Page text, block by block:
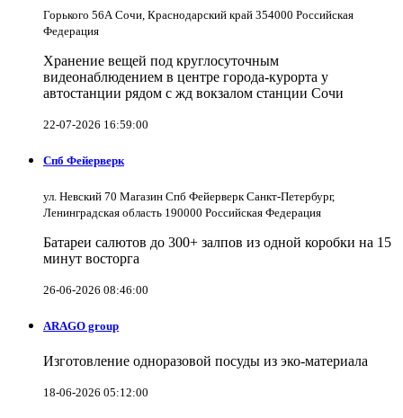
Горького 56А Сочи, Краснодарский край 354000 Российская
Федерация
Хранение вещей под круглосуточным
видеонаблюдением в центре города-курорта у
автостанции рядом с жд вокзалом станции Сочи
22-07-2026 16:59:00
Спб Фейерверк
ул. Невский 70 Магазин Спб Фейерверк Санкт-Петербург,
Ленинградская область 190000 Российская Федерация
Батареи салютов до 300+ залпов из одной коробки на 15
минут восторга
26-06-2026 08:46:00
ARAGO group
Изготовление одноразовой посуды из эко-материала
18-06-2026 05:12:00